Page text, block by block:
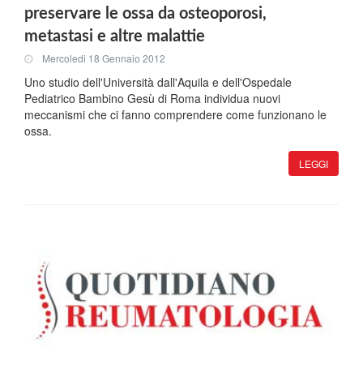
preservare le ossa da osteoporosi,
metastasi e altre malattie
Mercoledi 18 Gennaio 2012
Uno studio dell'Università dall'Aquila e dell'Ospedale
Pediatrico Bambino Gesù di Roma individua nuovi
meccanismi che ci fanno comprendere come funzionano le
ossa.
LEGGI